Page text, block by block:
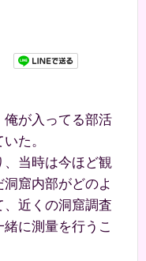
が入ってる部活
た。
当時は今ほど観
窟内部がどのよ
、近くの洞窟調査
に測量を行うこ